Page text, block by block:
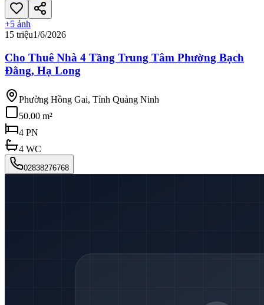
+5 ảnh
15 triệu1/6/2026
Cho Thuê Nhà 4 Tầng Trung Tâm Phường Bạch
Đằng, Hạ Long
Phường Hồng Gai, Tỉnh Quảng Ninh
50.00 m²
4 PN
4 WC
02838276768